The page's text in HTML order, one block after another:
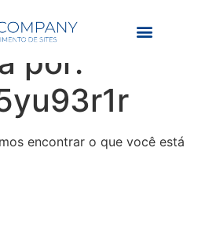
da
por:
encontrar o que você está